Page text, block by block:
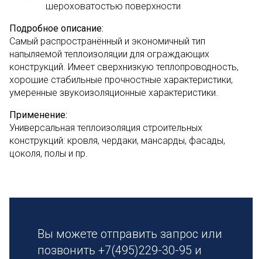
шероховатостью поверхности
Подробное описание:
Самый распространённый и экономичный тип
напыляемой теплоизоляции для ограждающих
конструкций. Имеет сверхнизкую теплопроводность,
хорошие стабильные прочностные характеристики,
умеренные звукоизоляционные характеристики.
Применение:
Универсальная теплоизоляция строительных
конструкций: кровля, чердаки, мансарды, фасады,
цоколя, полы и пр.
Вы можете отправить запрос или
позвонить +7(495)229-30-95 и